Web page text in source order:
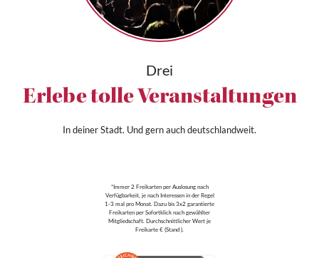
Drei
Erlebe tolle Veranstaltungen
In deiner Stadt. Und gern auch deutschlandweit.
*Immer 2 Freikarten per Auslosung nach
Verfügbarkeit, je nach Interessen in der Regel
1-3 mal pro Monat. Dazu bis 3x2 garantierte
Freikarten per Sofortklick nach gewählter
Mitgliedschaft. Durchschnittlicher Wert je
Freikarte € (Stand ).